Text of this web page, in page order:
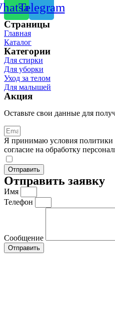
Telegram
Страницы
Главная
Каталог
Категории
Для стирки
Для уборки
Уход за телом
Для малышей
Акция
Оставьте свои данные для
Я принимаю условия
согласие на обработку
Отправить
Отправить заявку
Имя
Телефон
Сообщение
Отправить